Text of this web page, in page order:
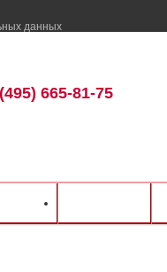
данных
665-81-75